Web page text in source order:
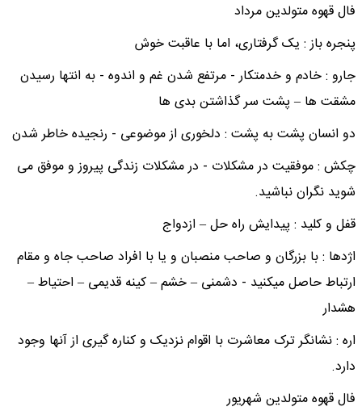
فال قهوه متولدین مرداد
پنجره باز : یک گرفتاری، اما با عاقبت خوش
جارو : خادم و خدمتکار - مرتفع شدن غم و اندوه - به انتها رسیدن
مشقت ها – پشت سر گذاشتن بدی ها
دو انسان پشت به پشت : دلخوری از موضوعی - رنجیده خاطر شدن
چکش : موفقیت در مشکلات - در مشکلات زندگی پیروز و موفق می
شوید نگران نباشید.
قفل و کلید : پیدایش راه حل – ازدواج
اژدها : با بزرگان و صاحب منصبان و یا با افراد صاحب جاه و مقام
ارتباط حاصل میکنید - دشمنی – خشم – کینه قدیمی – احتیاط –
هشدار
اره : نشانگر ترک معاشرت با اقوام نزدیک و کناره گیری از آنها وجود
دارد.
فال قهوه متولدین شهریور